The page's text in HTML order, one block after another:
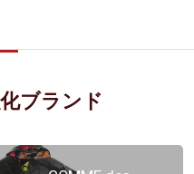
ブランド